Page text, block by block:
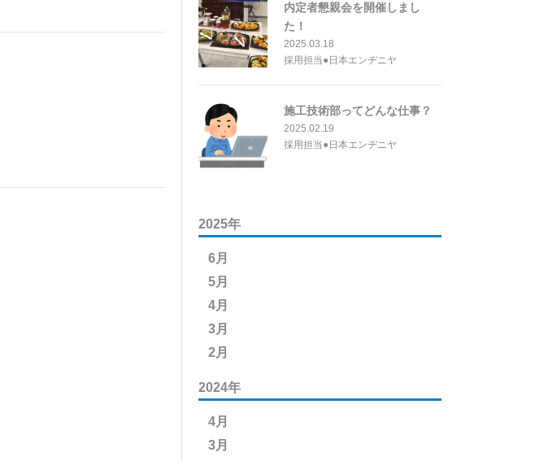
内定者懇親会を開催しまし
た！
2025.03.18
採用担当●日本エンヂニヤ
施工技術部ってどんな仕事？
2025.02.19
採用担当●日本エンヂニヤ
2025年
6月
5月
4月
3月
2月
2024年
4月
3月